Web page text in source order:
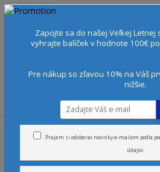
+421 905 378 103 (Po-Ne, 9-21 hod.)
Úvod Vône Telové spreje Telový
Telový sprej -
Zapojte sa do našej Veľkej Letnej
vyhrajte balíček v hodnote 100€
Pre nákup so zľavou 10% na Váš
nižšie.
Prajem si odoberať novinky e-mailom podľa
údajov.